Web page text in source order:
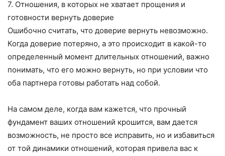
7. Отношения, в которых не хватает прощения и
готовности вернуть доверие
Ошибочно считать, что доверие вернуть невозможно.
Когда доверие потеряно, а это происходит в какой-то
определенный момент длительных отношений, важно
понимать, что его можно вернуть, но при условии что
оба партнера готовы работать над собой.
На самом деле, когда вам кажется, что прочный
фундамент ваших отношений крошится, вам дается
возможность, не просто все исправить, но и избавиться
от той динамики отношений, которая привела вас к